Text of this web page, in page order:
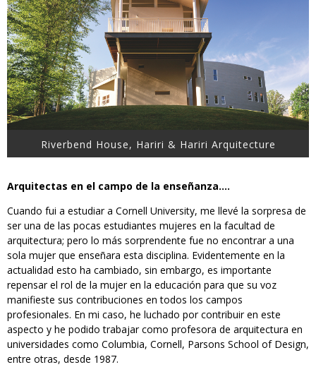
Riverbend House, Hariri & Hariri Arquitecture
Arquitectas en el campo de la enseñanza….
Cuando fui a estudiar a Cornell University, me llevé la sorpresa de
ser una de las pocas estudiantes mujeres en la facultad de
arquitectura; pero lo más sorprendente fue no encontrar a una
sola mujer que enseñara esta disciplina. Evidentemente en la
actualidad esto ha cambiado, sin embargo, es importante
repensar el rol de la mujer en la educación para que su voz
manifieste sus contribuciones en todos los campos
profesionales. En mi caso, he luchado por contribuir en este
aspecto y he podido trabajar como profesora de arquitectura en
universidades como Columbia, Cornell, Parsons School of Design,
entre otras, desde 1987.